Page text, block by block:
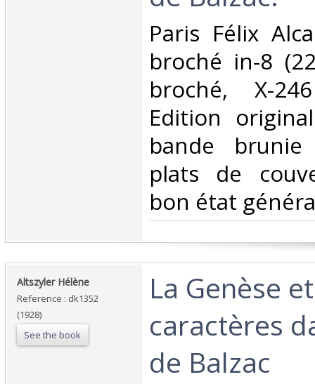
‎Paris Félix
broché in-8
broché, X-
Edition
bande
plats de
bon état
‎Altszyler Hélène‎
Reference : dk1352
(1928)
See the book
‎La Genèse
caractères
de Balzac‎